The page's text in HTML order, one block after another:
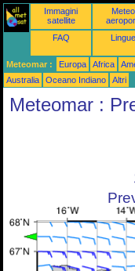
Immagini
satellite
Meteo
FAQ Lingue
Meteomar : Europa Africa
Australia
Oceano Indiano Altri
Meteomar :